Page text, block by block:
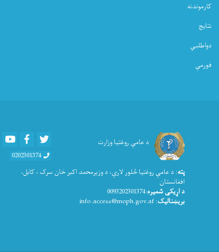
کارموندنه
نتایج
دواطلبي
فورمې
د عامې روغتیا وزارت Youtube Facebook
0202301374
پته: د عامې روغتيا څلور لارې، د وزیرمحمد اکبر خان سرک ، کابل،
افغانستان
د اړیکی شمیره:0093202301374
بریښنالیک: info.access@moph.gov.af